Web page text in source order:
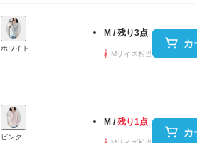
ホワイト
M /残り3点
Mサイズ相当
カ
ピンク
M /残り1点
カ